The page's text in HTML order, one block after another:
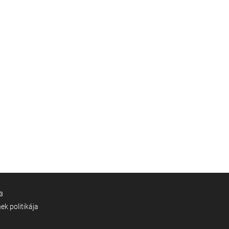
politikája